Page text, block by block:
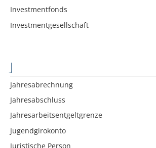
Investmentfonds
Investmentgesellschaft
J
Jahresabrechnung
Jahresabschluss
Jahresarbeitsentgeltgrenze
Jugendgirokonto
Juristische Person